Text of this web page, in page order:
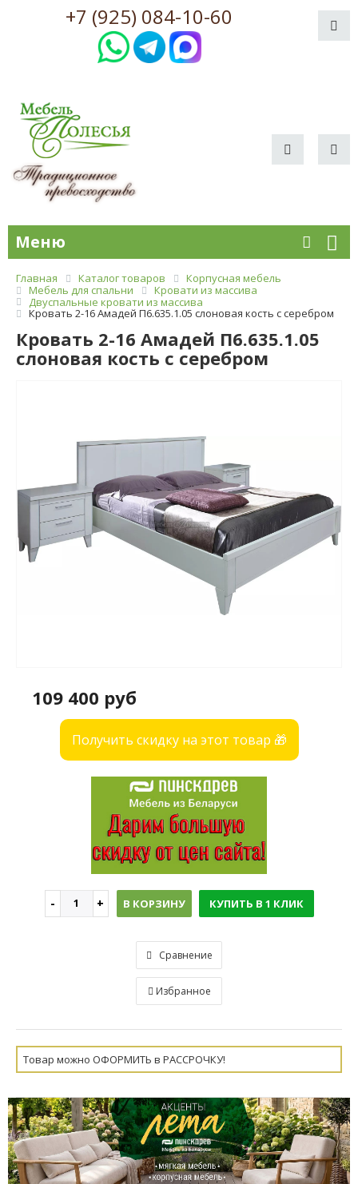
+7 (925) 084-10-60
Меню
Главная Каталог товаров
Корпусная мебель
Мебель для спальни
Кровати из массива
Двуспальные кровати из массива
Кровать 2-16 Амадей П6.635.1.05 слоновая кость с серебром
Кровать 2-16 Амадей П6.635.1.05
слоновая кость с серебром
109 400 руб
Получить скидку на этот товар 🎁
В КОРЗИНУ КУПИТЬ В 1 КЛИК
Сравнение
Избранное
Товар можно ОФОРМИТЬ в РАССРОЧКУ!